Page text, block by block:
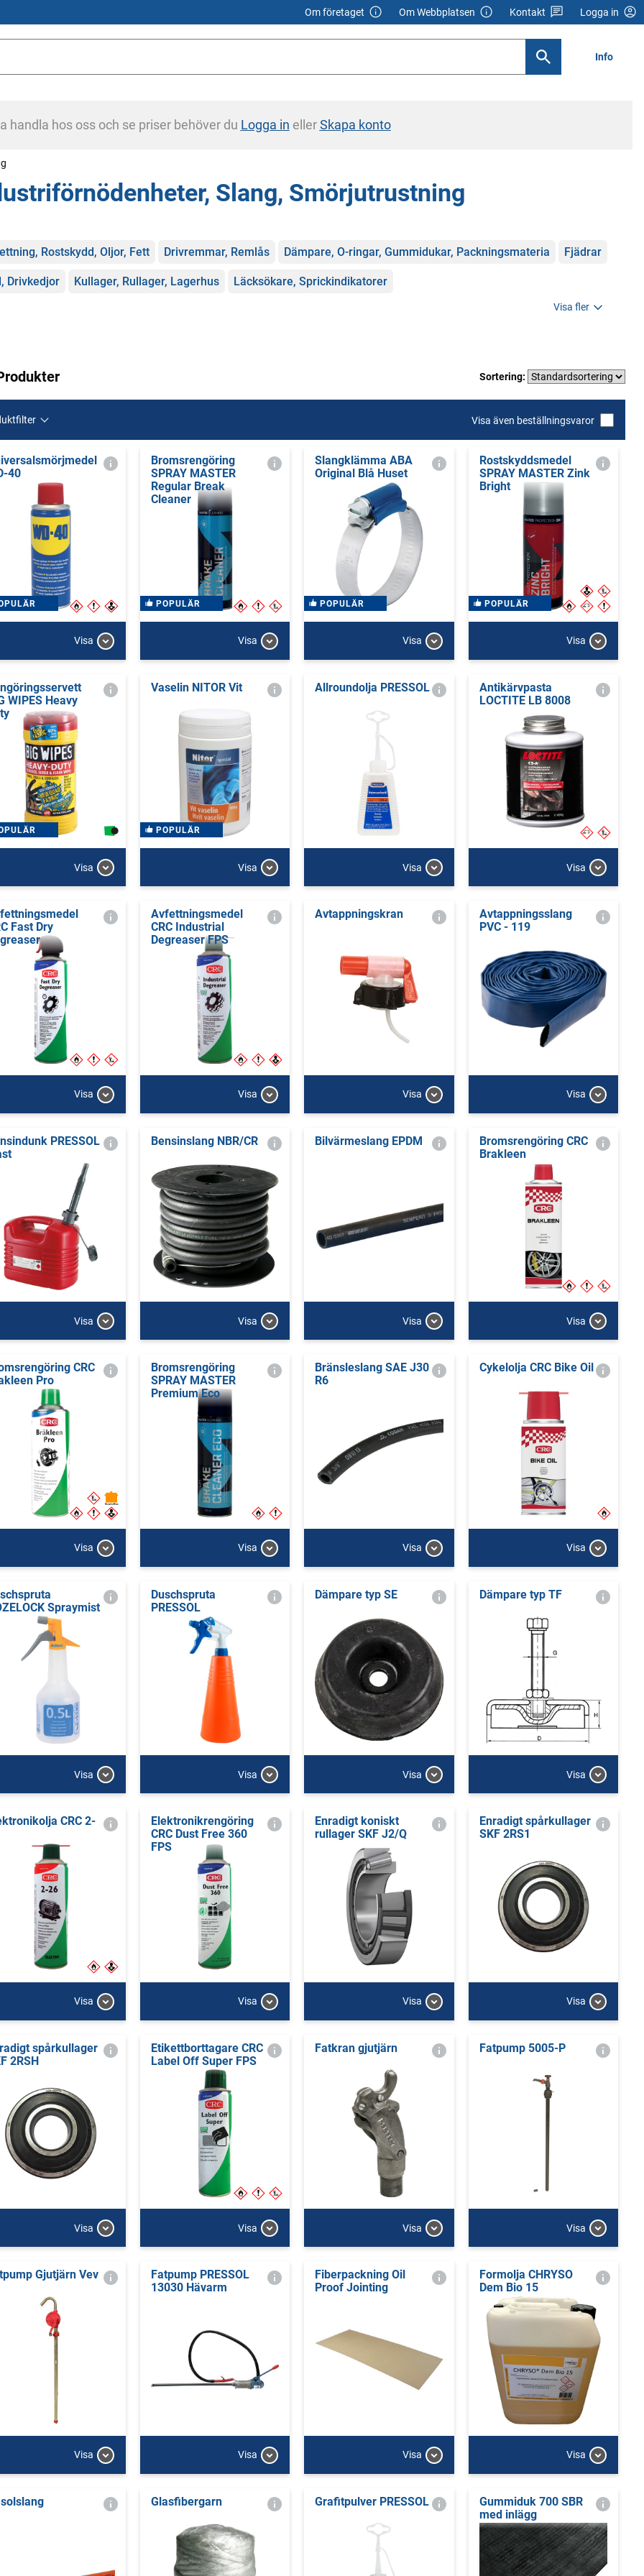
Om företaget Om Webbplatsen Kontakt Logga in
Info
handla hos oss och se priser behöver du Logga in ellerSkapa konto
Slang, Smörjutrustning
Rostskydd, Oljor, Fett Drivremmar, Remlås Dämpare, O-ringar, Gummidukar, Packningsmateria Fjädrar
Drivkedjor Kullager, Rullager, Lagerhus Läcksökare, Sprickindikatorer
Visa fler
Sortering:
Visa även beställningsvaror
40
Visa
Bromsrengöring
SPRAY MASTER
Regular Break
Cleaner
POPULÄR
Visa
Slangklämma ABA
Original Blå Huset
POPULÄR
Visa
Rostskyddsmedel
SPRAY MASTER Zink
Bright
POPULÄR
Visa
WIPES Heavy
Visa
Vaselin NITOR Vit
POPULÄR
Visa
Allroundolja PRESSOL
Visa
Antikärvpasta
LOCTITE LB 8008
Visa
Fast Dry
Visa
Avfettningsmedel
CRC Industrial
Degreaser FPS
Visa
Avtappningskran
Visa
Avtappningsslang
PVC - 119
Visa
PRESSOL
Visa
Bensinslang NBR/CR
Visa
Bilvärmeslang EPDM
Visa
Bromsrengöring CRC
Brakleen
Visa
CRC
Pro
Visa
Bromsrengöring
SPRAY MASTER
Premium Eco
Visa
Bränsleslang SAE J30
R6
Visa
Cykelolja CRC Bike Oil
Visa
Spraymist
Visa
Duschspruta
PRESSOL
Visa
Dämpare typ SE
Visa
Dämpare typ TF
Visa
CRC 2-
Visa
Elektronikrengöring
CRC Dust Free 360
FPS
Visa
Enradigt koniskt
rullager SKF J2/Q
Visa
Enradigt spårkullager
SKF 2RS1
Visa
spårkullager
2RSH
Visa
Etikettborttagare CRC
Label Off Super FPS
Visa
Fatkran gjutjärn
Visa
Fatpump 5005-P
Visa
Gjutjärn Vev
Visa
Fatpump PRESSOL
13030 Hävarm
Visa
Fiberpackning Oil
Proof Jointing
Visa
Formolja CHRYSO
Dem Bio 15
Visa
Glasfibergarn Grafitpulver PRESSOL
Gummiduk 700 SBR
med inlägg